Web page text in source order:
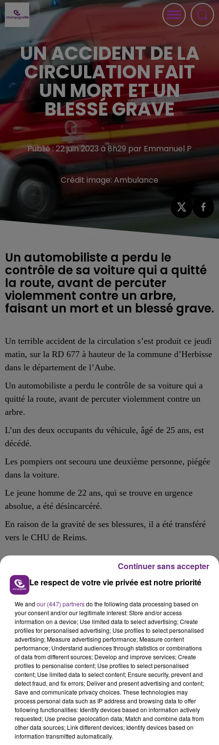
UN ACCIDENT DE LA
CIRCULATION FAIT
UN MORT ET UN
BLESSÉ GRAVE
Publié : 22 juin 2023 à 8h29 par Emmanuel P
Crédit image: Ambulance
Un automobiliste a perdu le
contrôle de sa voiture qui a quitté
la route, avant de percuter
violemment contre un arbre,
faisant un mort et un blessé grave.
Un terrible accident de la circulation s’est produit ce jeudi
matin, sur la RD 677 à hauteur de la commune d’Herbisse
dans le département de l’Aube.
Un automobiliste a perdu le contrôle de sa voiture qui a
quitté la route, avant de percuter violemment contre un
arbre.
L’un des deux occupants du véhicule, âgé de 25 ans, est
décédé.
Les pompiers ont secouru une deuxième personne, piégée
dans la voiture.
Le jeune homme de 22 ans, qui se trouve en urgence
absolue, a été désincarcéré.
En raison de la gravité de ses blessures, il a été transféré
vers le CHU de Reims.
FIL D'ACTU
6 août 2026
SI TOUT LE MONDE FAIT ÇA, MOI L'ANNÉE
PROCHAINE JE VENDANGE EN...
La vendange en Champagne a débuté ce jeudi 6
août dans la commune de Montgueux (Aube). Du
jamais vu !
Le respect de votre vie privée est notre priorité
We and our (447) partnersdo the following data processing based on
your consent and/or our legitimate interest: Store and/or access
information on a device; Use limited data to select advertising; Create
profiles for personalised advertising; Use profiles to select personalised
advertising; Measure advertising performance; Measure content
performance; Understand audiences through statistics or combinations
of data from different sources; Develop and improve services; Create
profiles to personalise content; Use profiles to select personalised
content; Use limited data to select content; Ensure security, prevent and
detect fraud, and fix errors; Deliver and present advertising and content;
Save and communicate privacy choices. These technologies may
process personal data such as IP address and browsing data to offer
following functionalities: Identify devices based on information actively
requested; Use precise geolocation data; Match and combine data from
other data sources; Link different devices; Identify devices based on
information transmitted automatically.
Continuer sans accepter